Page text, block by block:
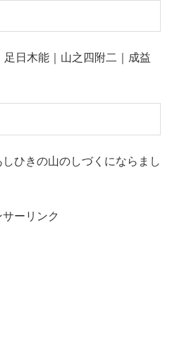
日木能｜山之四附二｜成益
ひきの山のしづくにならまし
サーリンク